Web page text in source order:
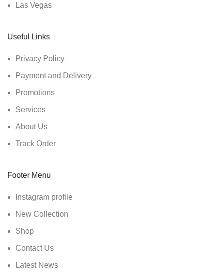
Las Vegas
Useful Links
Privacy Policy
Payment and Delivery
Promotions
Services
About Us
Track Order
Footer Menu
Instagram profile
New Collection
Shop
Contact Us
Latest News